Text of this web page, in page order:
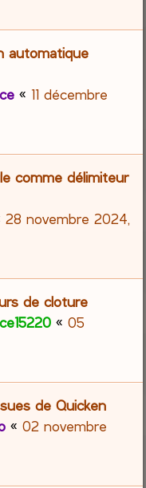
automatique
« 11 décembre
comme délimiteur
28 novembre 2024,
de cloture
«05
de Quicken
«02 novembre